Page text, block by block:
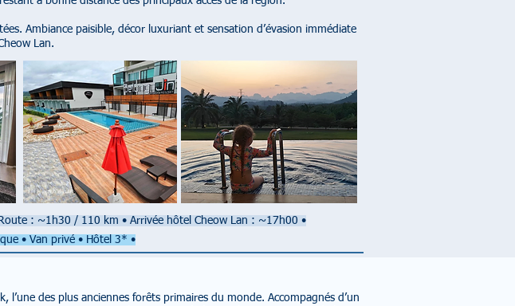
Ambiance paisible, décor luxuriant et sensation d’évasion immédiate
Lan.
: ~1h30 / 110 km •Arrivée hôtel Cheow Lan : ~17h00 •
• Van privé • Hôtel 3* •
des plus anciennes forêts primaires du monde. Accompagnés d’un